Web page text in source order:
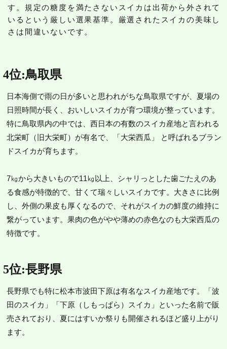
す。規定の糖度を満たさないスイカは出荷から外されて
いるという厳しい選果基準。厳選されたスイカの美味し
さは間違いないです。
4位:鳥取県
日本海側で雨の日が多いと思われがちな鳥取県ですが、夏場の
日照時間が長く、おいしいスイカが育つ環境が整っています。
特に鳥取県内の中では、西日本の有数のスイカ産地と言われる
北栄町（旧大栄町）が有名で、「大栄西瓜」 と呼ばれるブラン
ドスイカが育ちます。
7㎏から大きいもので11㎏以上、シャリっとした歯ごたえのあ
る食感が特徴的で、甘くて瑞々しいスイカです。大きさに比例
し、外側の果皮も厚くなるので、それがスイカの鮮度の維持に
繋がっています。果肉の色がやや薄めの赤色なのも大栄西瓜の
特徴です。
5位:長野県
長野県でも特に松本市波田下原は有名なスイカ産地です。「波
田のスイカ」「下原（しもっぱら）スイカ」といった名前で販
売されており、夏にはすいか祭りも開催されるほど盛り上がり
ます。